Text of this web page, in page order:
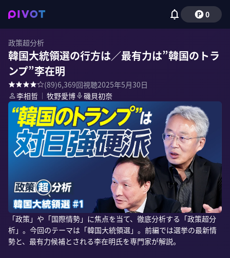
0
政策超分析
韓国大統領選の行方は／最有力は”韓国のトラ
ンプ”李在明
(89)6,369回視聴2025年5月30日
李相哲 ｜ 牧野愛博 磯貝初奈
「政策」や「国際情勢」に焦点を当て、徹底分析する「政策超分
析」。今回のテーマは「韓国大統領選」。前編では選挙の最新情
勢と、最有力候補とされる李在明氏を専門家が解説。